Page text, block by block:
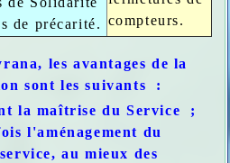
de précarité. compteurs.
les avantages de la
sont les suivants :
la maîtrise du Service ;
l'aménagement du
au mieux des